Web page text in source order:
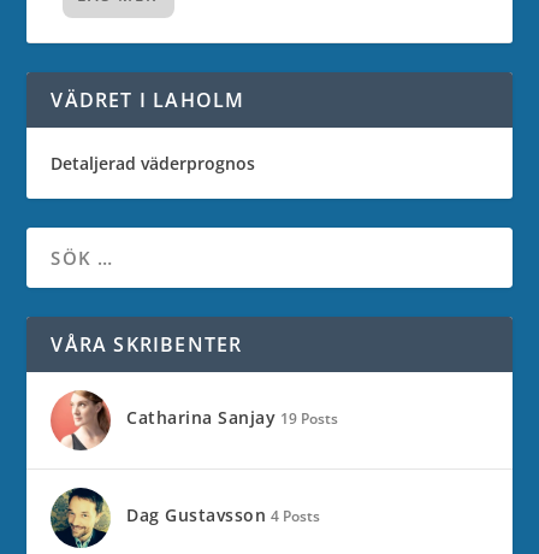
VÄDRET I LAHOLM
Detaljerad väderprognos
VÅRA SKRIBENTER
Catharina Sanjay 19 Posts
Dag Gustavsson 4 Posts